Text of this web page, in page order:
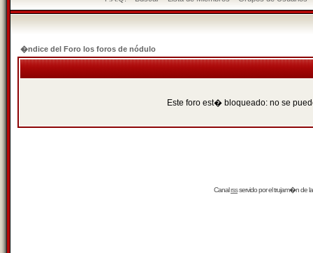
�ndice del Foro los foros de nódulo
Este foro est� bloqueado: no se
Canalrssservido por eltrujam�nde